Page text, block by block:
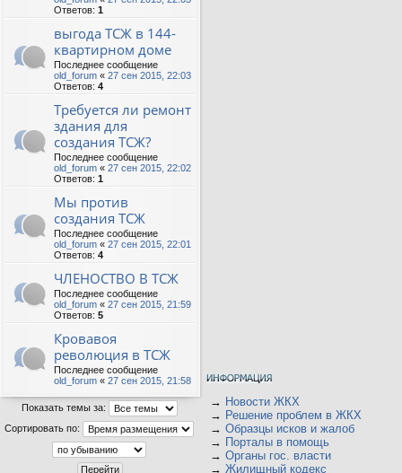
Ответов: 1
выгода ТСЖ в 144-
квартирном доме
Последнее сообщение
old_forum « 27 сен 2015, 22:03
Ответов: 4
Требуется ли ремонт
здания для
создания ТСЖ?
Последнее сообщение
old_forum « 27 сен 2015, 22:02
Ответов: 1
Мы против
создания ТСЖ
Последнее сообщение
old_forum « 27 сен 2015, 22:01
Ответов: 4
ЧЛЕНОСТВО В ТСЖ
Последнее сообщение
old_forum « 27 сен 2015, 21:59
Ответов: 5
Кровавоя
революция в ТСЖ
Последнее сообщение
old_forum « 27 сен 2015, 21:58
Показать темы за:
Сортировать по:
→ Новости ЖКХ
→ Решение проблем в ЖКХ
→ Образцы исков и жалоб
→ Порталы в помощь
→ Органы гос. власти
→ Жилищный кодекс